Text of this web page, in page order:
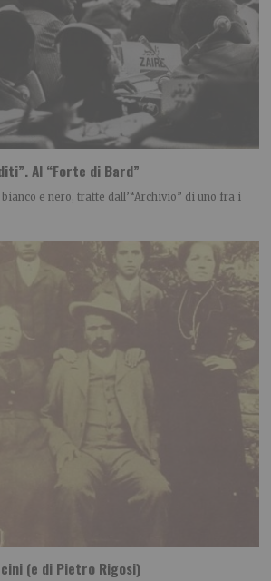
Al “Forte di Bard”
e nero, tratte dall’“Archivio” di uno fra i
(e di Pietro Rigosi)